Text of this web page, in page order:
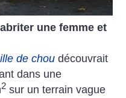
une femme et
de chou découvrait
dans une
2 sur un terrain vague